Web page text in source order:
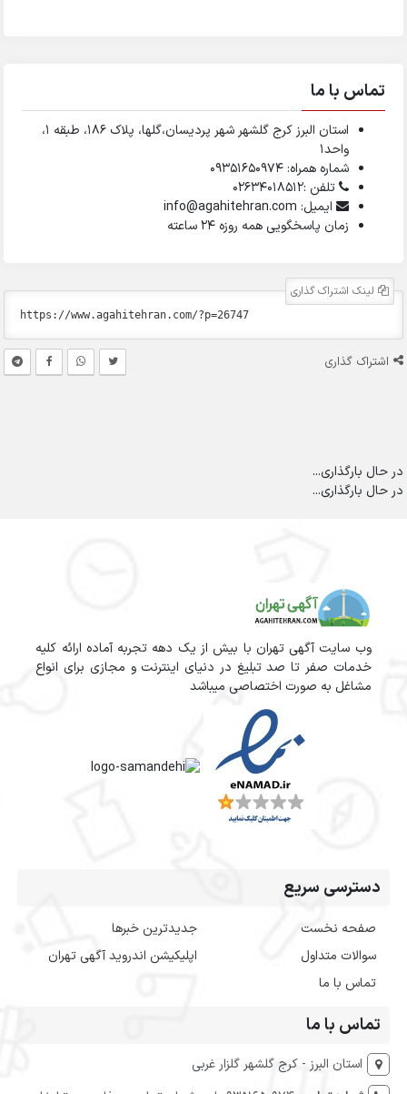
تماس با ما
استان البرز کرج گلشهر شهر پردیسان،گلها، پلاک ۱۸۶، طبقه ۱،
واحد1
شماره همراه: 09351650974
تلفن :02634018512
ایمیل: info@agahitehran.com
زمان پاسخگویی همه روزه 24 ساعته
لینک اشتراک گذاری
اشتراک گذاری
در حال بارگذاری...
در حال بارگذاری...
وب سایت آگهی تهران با بیش از یک دهه تجربه آماده ارائه کلیه
خدمات صفر تا صد تبلیغ در دنیای اینترنت و مجازی برای انواع
مشاغل به صورت اختصاصی میباشد
دسترسی سریع
صفحه نخست
سوالات متداول
تماس با ما
جدیدترین خبرها
اپلیکیشن اندروید آگهی تهران
تماس با ما
استان البرز - کرج گلشهر گلزار غربی